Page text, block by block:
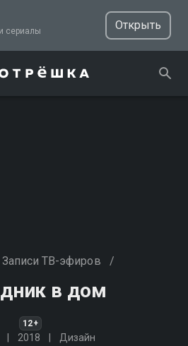
ТВ, фильмы и сериалы
Открыть
Записи ТВ-эфиров /
в дом
12+
2018 Дизайн